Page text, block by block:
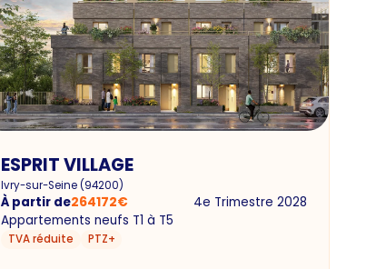
ESPRIT VILLAGE
Ivry-sur-Seine (94200)
À partir de264172€
4e Trimestre 2028
Appartements neufs T1 à T5
TVA réduite PTZ+